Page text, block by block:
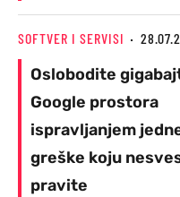
SOFTVER I SERVISI
Oslobodite
Google prostora
ispravljanjem
greške koju
pravite